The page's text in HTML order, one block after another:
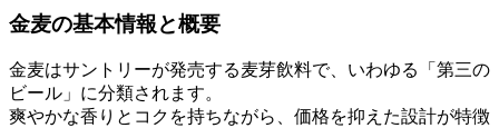
金麦の基本情報と概要
金麦はサントリーが発売する麦芽飲料で、いわゆる「第三の
ビール」に分類されます。
爽やかな香りとコクを持ちながら、価格を抑えた設計が特徴